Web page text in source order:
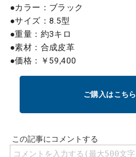
●カラー：ブラック
●サイズ：8.5型
●重量：約3キロ
●素材：合成皮革
●価格：￥59,400
ご購入はこちら